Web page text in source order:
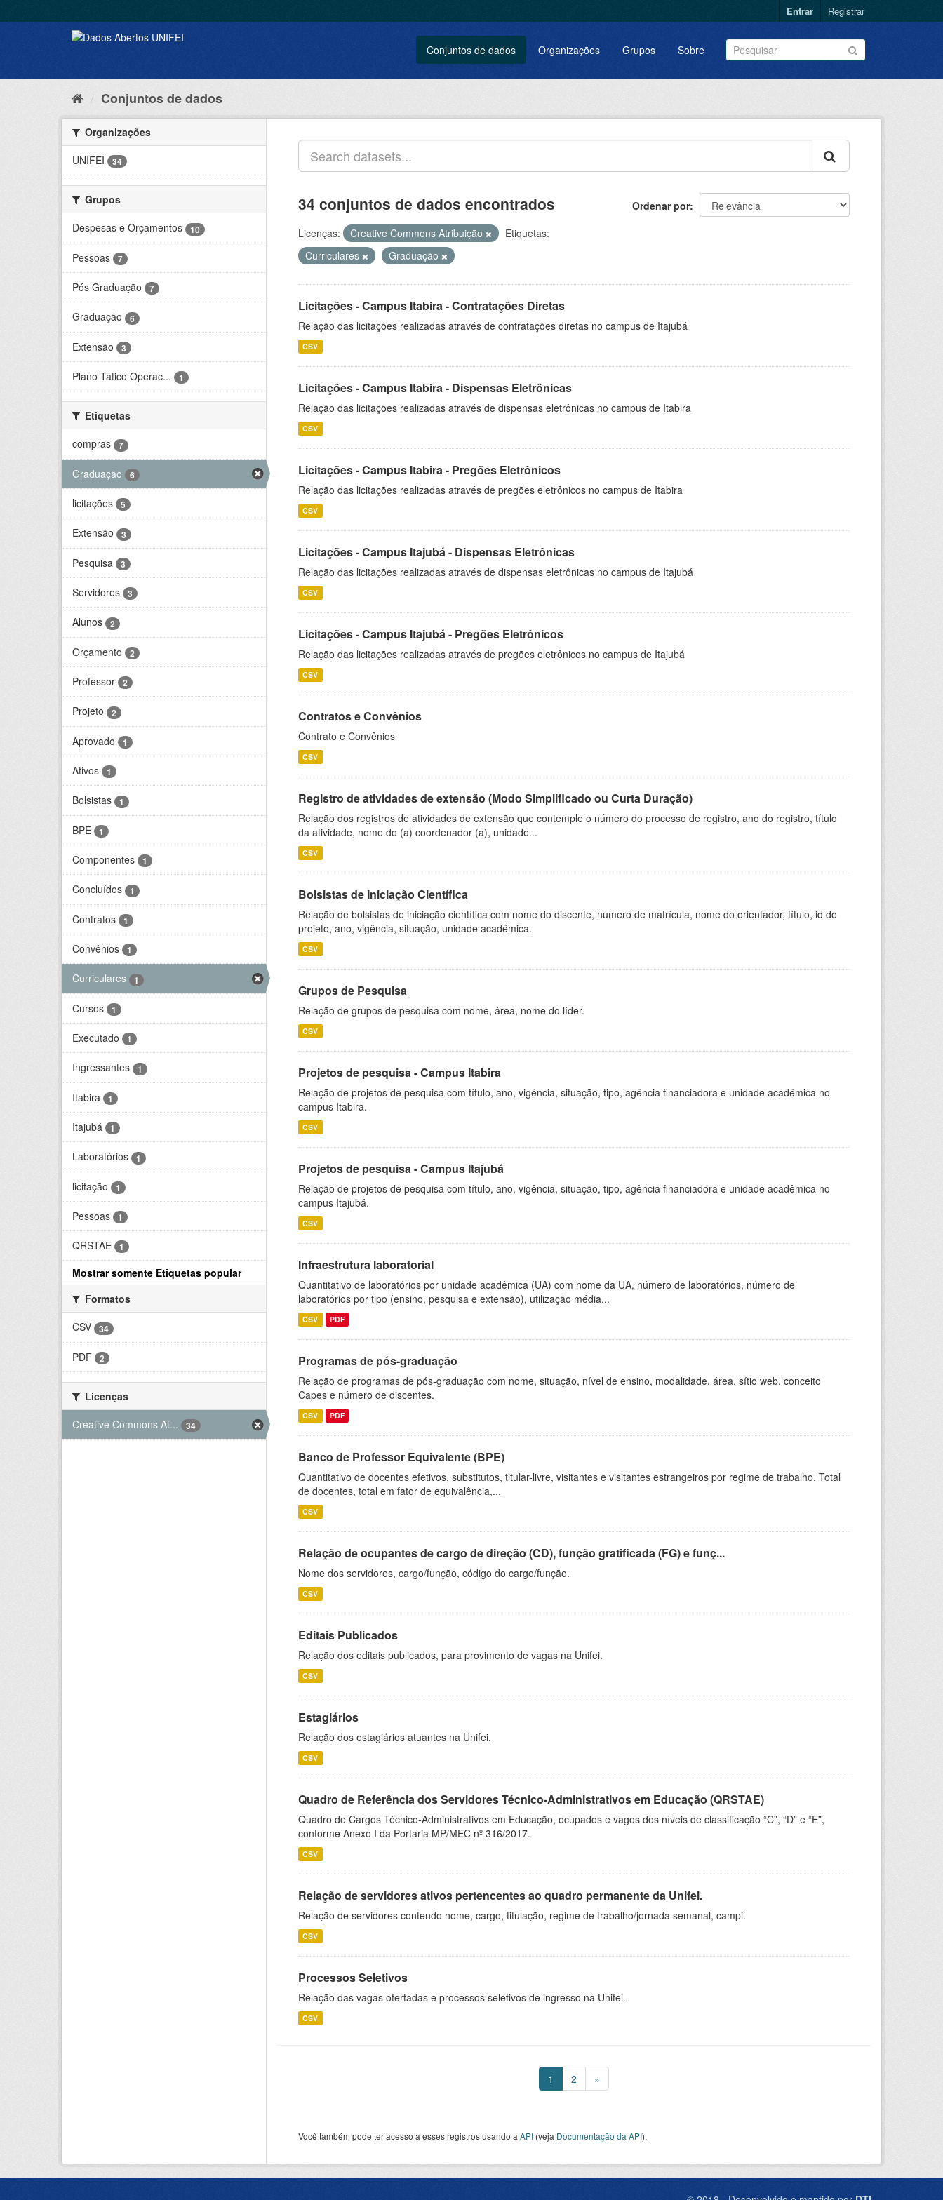
Entrar Registrar
Conjuntos de dados Organizações Grupos Sobre
Conjuntos de dados
Organizações
UNIFEI
34
Grupos
Despesas e Orçamentos
10
Pessoas 7
Pós Graduação 7
Graduação 6
Extensão 3
Plano Tático Operac... 1
Etiquetas
compras
7
Graduação 6
licitações 5
Extensão 3
Pesquisa 3
Servidores 3
Alunos 2
Orçamento 2
Professor 2
Projeto 2
Aprovado 1
Ativos 1
Bolsistas 1
BPE 1
Componentes 1
Concluídos 1
Contratos 1
Convênios 1
Curriculares 1
Cursos 1
Executado 1
Ingressantes 1
Itabira 1
Itajubá 1
Laboratórios 1
licitação 1
Pessoas 1
QRSTAE 1
Mostrar somente Etiquetas popular
Formatos
CSV
34
PDF 2
Licenças
Creative Commons At...
34
Ordenar por
34 conjuntos de dados encontrados
Licenças: Creative Commons Atribuição
Etiquetas:
Curriculares
Graduação
Licitações - Campus Itabira - Contratações Diretas
Relação das licitações realizadas através de contratações diretas no campus de Itajubá
CSV
Licitações - Campus Itabira - Dispensas Eletrônicas
Relação das licitações realizadas através de dispensas eletrônicas no campus de Itabira
CSV
Licitações - Campus Itabira - Pregões Eletrônicos
Relação das licitações realizadas através de pregões eletrônicos no campus de Itabira
CSV
Licitações - Campus Itajubá - Dispensas Eletrônicas
Relação das licitações realizadas através de dispensas eletrônicas no campus de Itajubá
CSV
Licitações - Campus Itajubá - Pregões Eletrônicos
Relação das licitações realizadas através de pregões eletrônicos no campus de Itajubá
CSV
Contratos e Convênios
Contrato e Convênios
CSV
Registro de atividades de extensão (Modo Simplificado ou Curta Duração)
Relação dos registros de atividades de extensão que contemple o número do processo de registro, ano do registro, título
da atividade, nome do (a) coordenador (a), unidade...
CSV
Bolsistas de Iniciação Científica
Relação de bolsistas de iniciação científica com nome do discente, número de matrícula, nome do orientador, título, id do
projeto, ano, vigência, situação, unidade acadêmica.
CSV
Grupos de Pesquisa
Relação de grupos de pesquisa com nome, área, nome do líder.
CSV
Projetos de pesquisa - Campus Itabira
Relação de projetos de pesquisa com título, ano, vigência, situação, tipo, agência financiadora e unidade acadêmica no
campus Itabira.
CSV
Projetos de pesquisa - Campus Itajubá
Relação de projetos de pesquisa com título, ano, vigência, situação, tipo, agência financiadora e unidade acadêmica no
campus Itajubá.
CSV
Infraestrutura laboratorial
Quantitativo de laboratórios por unidade acadêmica (UA) com nome da UA, número de laboratórios, número de
laboratórios por tipo (ensino, pesquisa e extensão), utilização média...
CSV PDF
Programas de pós-graduação
Relação de programas de pós-graduação com nome, situação, nível de ensino, modalidade, área, sítio web, conceito
Capes e número de discentes.
CSV PDF
Banco de Professor Equivalente (BPE)
Quantitativo de docentes efetivos, substitutos, titular-livre, visitantes e visitantes estrangeiros por regime de trabalho. Total
de docentes, total em fator de equivalência,...
CSV
Relação de ocupantes de cargo de direção (CD), função gratificada (FG) e funç...
Nome dos servidores, cargo/função, código do cargo/função.
CSV
Editais Publicados
Relação dos editais publicados, para provimento de vagas na Unifei.
CSV
Estagiários
Relação dos estagiários atuantes na Unifei.
CSV
Quadro de Referência dos Servidores Técnico-Administrativos em Educação (QRSTAE)
Quadro de Cargos Técnico-Administrativos em Educação, ocupados e vagos dos níveis de classificação “C”, “D” e “E”,
conforme Anexo I da Portaria MP/MEC nº 316/2017.
CSV
Relação de servidores ativos pertencentes ao quadro permanente da Unifei.
Relação de servidores contendo nome, cargo, titulação, regime de trabalho/jornada semanal, campi.
CSV
Processos Seletivos
Relação das vagas ofertadas e processos seletivos de ingresso na Unifei.
CSV
1 2 »
Você também pode ter acesso a esses registros usando a API (veja Documentação da API).